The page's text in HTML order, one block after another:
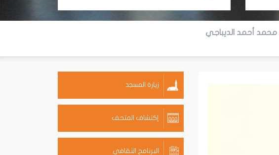
زيارة المسجد
إكتشاف المتحف
البرنامج الثقافي